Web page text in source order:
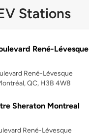
Stations
René-Lévesque
René-Lévesque
QC, H3B 4W8
Sheraton Montreal
René-Lévesque